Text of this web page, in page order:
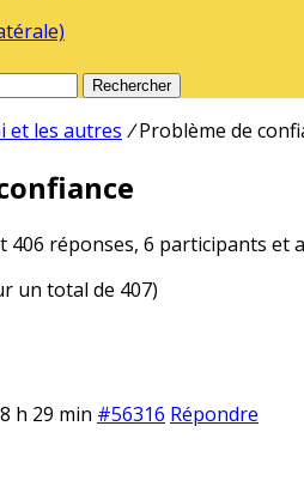
Rechercher
et les autres / Problème de
406 réponses, 6 participants
un total de 407)
h 29 min #56316 Répondre